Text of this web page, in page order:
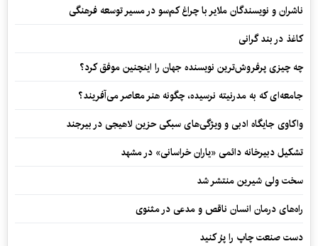
ناشران و نویسندگان ملایر با چراغ کم‌سو در مسیر توسعه فرهنگی
کاغذ در بند گرانی
چه چیزی پرفروش‌ترین نویسنده جهان را اینچنین موفق کرد؟
جامعه‌ای که به مدرنیته نرسیده، چگونه هنر معاصر می‌آفریند؟
واکاوی جایگاه ادبی و ویژگی‌های سبکی حزین لاهیجی در بیرجند
تشکیل دبیرخانه دائمی «یاران خراسانی» در مشهد
سخت ولی شیرین منتشر شد
راه‌های درمان انسان ناقص و مدعی در مثنوی
دست صنعت چاپ را پرُ کنید